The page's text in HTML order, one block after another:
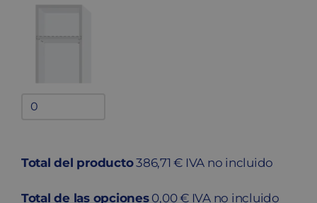
Bandejas
Total del producto386,71 € IVA no incluido
Total de las opciones 0,00 € IVA no incluido